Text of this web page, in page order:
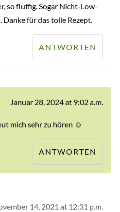
so fluffig. Sogar Nicht-Low-
für das tolle Rezept.
ANTWORTEN
Januar 28, 2024 at 9:02 a.m.
mich sehr zu hören ☺️
ANTWORTEN
14, 2021 at 12:31 p.m.